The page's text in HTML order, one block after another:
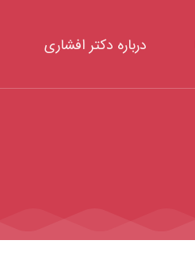
درباره دکتر افشاری